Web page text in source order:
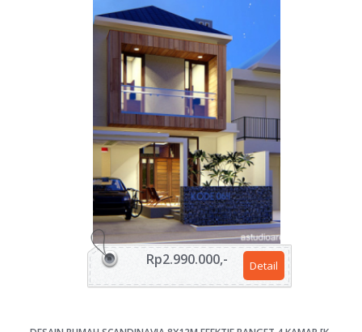
Detail
Rp2.990.000,-